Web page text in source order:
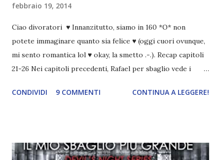
febbraio 19, 2014
Ciao divoratori ♥ Innanzitutto, siamo in 160 *O* non
potete immaginare quanto sia felice ♥ (oggi cuori ovunque,
mi sento romantica lol ♥ okay, la smetto .-.). Recap capitoli
21-26 Nei capitoli precedenti, Rafael per sbaglio vede i
incontrano e Hesediel mostra loro come combattere i puri.
angelo puro, Elemiah. Ma, a differenza di cosa pensano,
CONDIVIDI 9 COMMENTI CONTINUA A LEGGERE!